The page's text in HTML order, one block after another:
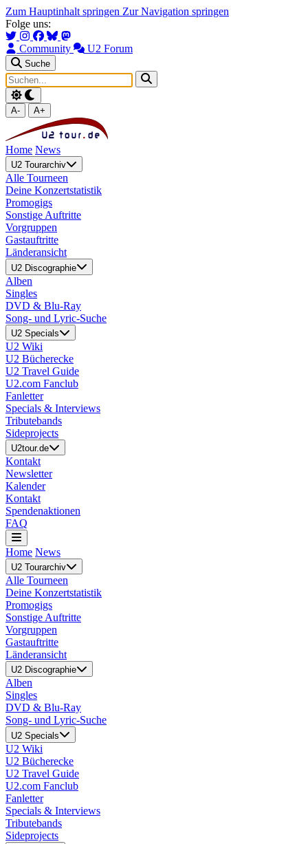
Zum Hauptinhalt springen Zur Navigation springen
Folge uns:
Community U2 Forum
Suche
A- A+
Home News
U2 Tourarchiv
Alle Tourneen
Deine Konzertstatistik
Promogigs
Sonstige Auftritte
Vorgruppen
Gastauftritte
Länderansicht
U2 Discographie
Alben
Singles
DVD & Blu-Ray
Song- und Lyric-Suche
U2 Specials
U2 Wiki
U2 Bücherecke
U2 Travel Guide
U2.com Fanclub
Fanletter
Specials & Interviews
Tributebands
Sideprojects
U2tour.de
Kontakt
Newsletter
Kalender
Kontakt
Spendenaktionen
FAQ
Home News
U2 Tourarchiv
Alle Tourneen
Deine Konzertstatistik
Promogigs
Sonstige Auftritte
Vorgruppen
Gastauftritte
Länderansicht
U2 Discographie
Alben
Singles
DVD & Blu-Ray
Song- und Lyric-Suche
U2 Specials
U2 Wiki
U2 Bücherecke
U2 Travel Guide
U2.com Fanclub
Fanletter
Specials & Interviews
Tributebands
Sideprojects